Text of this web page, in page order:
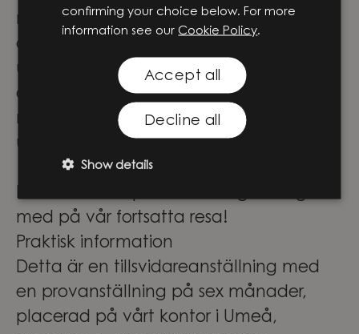
meningsfulla projekt i teknikens
absoluta framkant. Här får du inte bara
utvecklas och växa i din roll – du blir
också en del av ett team där
nyfikenhet, samarbete och modet att
utmana driver oss framåt.
Låter det som platsen för dig? Häng
med på vår fortsatta resa!
Praktisk information
Detta är en tillsvidareanställning med
en provanställning på sex månader,
placerad på vårt kontor i Umeå,
confirming your choice below. For more
information see our Cookie Policy.
Accept all
Decline all
Show details